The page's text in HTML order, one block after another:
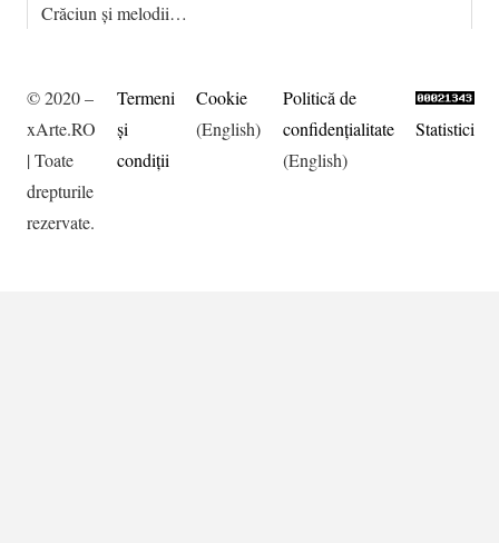
Crăciun și melodii…
© 2020 –
xArte.RO
| Toate
drepturile
rezervate.
Termeni
şi
condiţii
Cookie
(English)
Politică de
confidențialitate
(English)
Statistici